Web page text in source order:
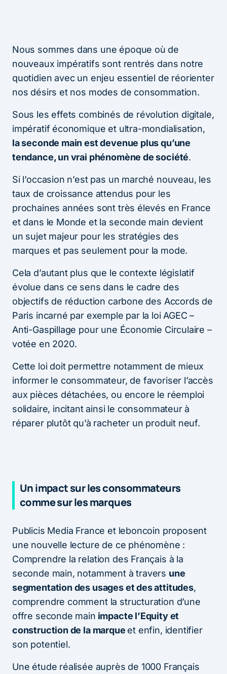
Nous sommes dans une époque où de
nouveaux impératifs sont rentrés dans notre
quotidien avec un enjeu essentiel de réorienter
nos désirs et nos modes de consommation.
Sous les effets combinés de révolution digitale,
impératif économique et ultra-mondialisation,
la seconde main est devenue plus qu’une
tendance, un vrai phénomène de société.
Si l’occasion n’est pas un marché nouveau, les
taux de croissance attendus pour les
prochaines années sont très élevés en France
et dans le Monde et la seconde main devient
un sujet majeur pour les stratégies des
marques et pas seulement pour la mode.
Cela d’autant plus que le contexte législatif
évolue dans ce sens dans le cadre des
objectifs de réduction carbone des Accords de
Paris incarné par exemple par la loi AGEC –
Anti-Gaspillage pour une Économie Circulaire –
votée en 2020.
Cette loi doit permettre notamment de mieux
informer le consommateur, de favoriser l’accès
aux pièces détachées, ou encore le réemploi
solidaire, incitant ainsi le consommateur à
réparer plutôt qu’à racheter un produit neuf.
Un impact sur les consommateurs
comme sur les marques
Publicis Media France et leboncoin proposent
une nouvelle lecture de ce phénomène :
Comprendre la relation des Français à la
seconde main, notamment à travers une
segmentation des usages et des attitudes,
comprendre comment la structuration d’une
offre seconde main impacte l’Equity et
construction de la marque et enfin, identifier
son potentiel.
Une étude réalisée auprès de 1000 Français